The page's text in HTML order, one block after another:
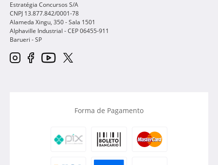
Estratégia Concursos S/A
CNPJ 13.877.842/0001-78
Alameda Xingu, 350 - Sala 1501
Alphaville Industrial - CEP06455-911
Barueri -SP
Forma de Pagamento